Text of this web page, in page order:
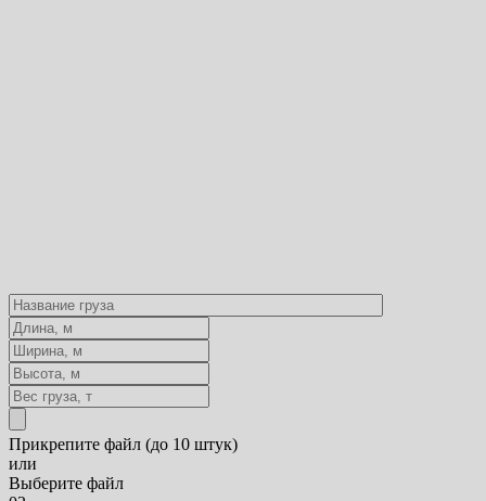
Прикрепите файл (до 10 штук)
или
Выберите файл